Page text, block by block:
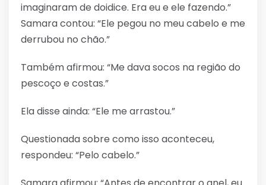
imaginaram de doidice. Era eu e ele fazendo.”
Samara contou: “Ele pegou no meu cabelo e me
derrubou no chão.”
Também afirmou: “Me dava socos na região do
pescoço e costas.”
Ela disse ainda: “Ele me arrastou.”
Questionada sobre como isso aconteceu,
respondeu: “Pelo cabelo.”